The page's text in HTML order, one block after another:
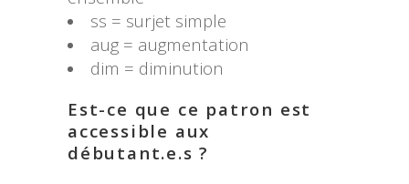
ss = surjet simple
aug = augmentation
dim = diminution
Est-ce que ce patron est
accessible aux
débutant.e.s ?